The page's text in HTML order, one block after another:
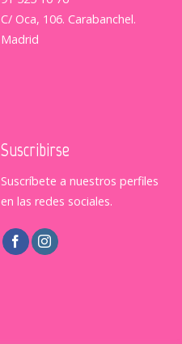
C/ Oca, 106. Carabanchel.
Madrid
Suscribirse
Suscríbete a nuestros perfiles
en las redes sociales.